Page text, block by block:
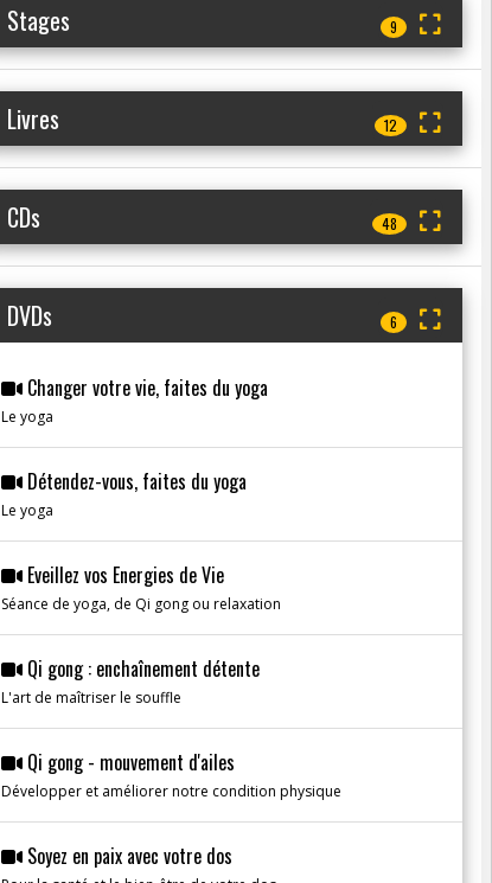
Stages 9
Livres 12
CDs 48
DVDs 6
Changer votre vie, faites du yoga
Le yoga
Détendez-vous, faites du yoga
Le yoga
Eveillez vos Energies de Vie
Séance de yoga, de Qi gong ou relaxation
Qi gong : enchaînement détente
L'art de maîtriser le souffle
Qi gong - mouvement d'ailes
Développer et améliorer notre condition physique
Soyez en paix avec votre dos